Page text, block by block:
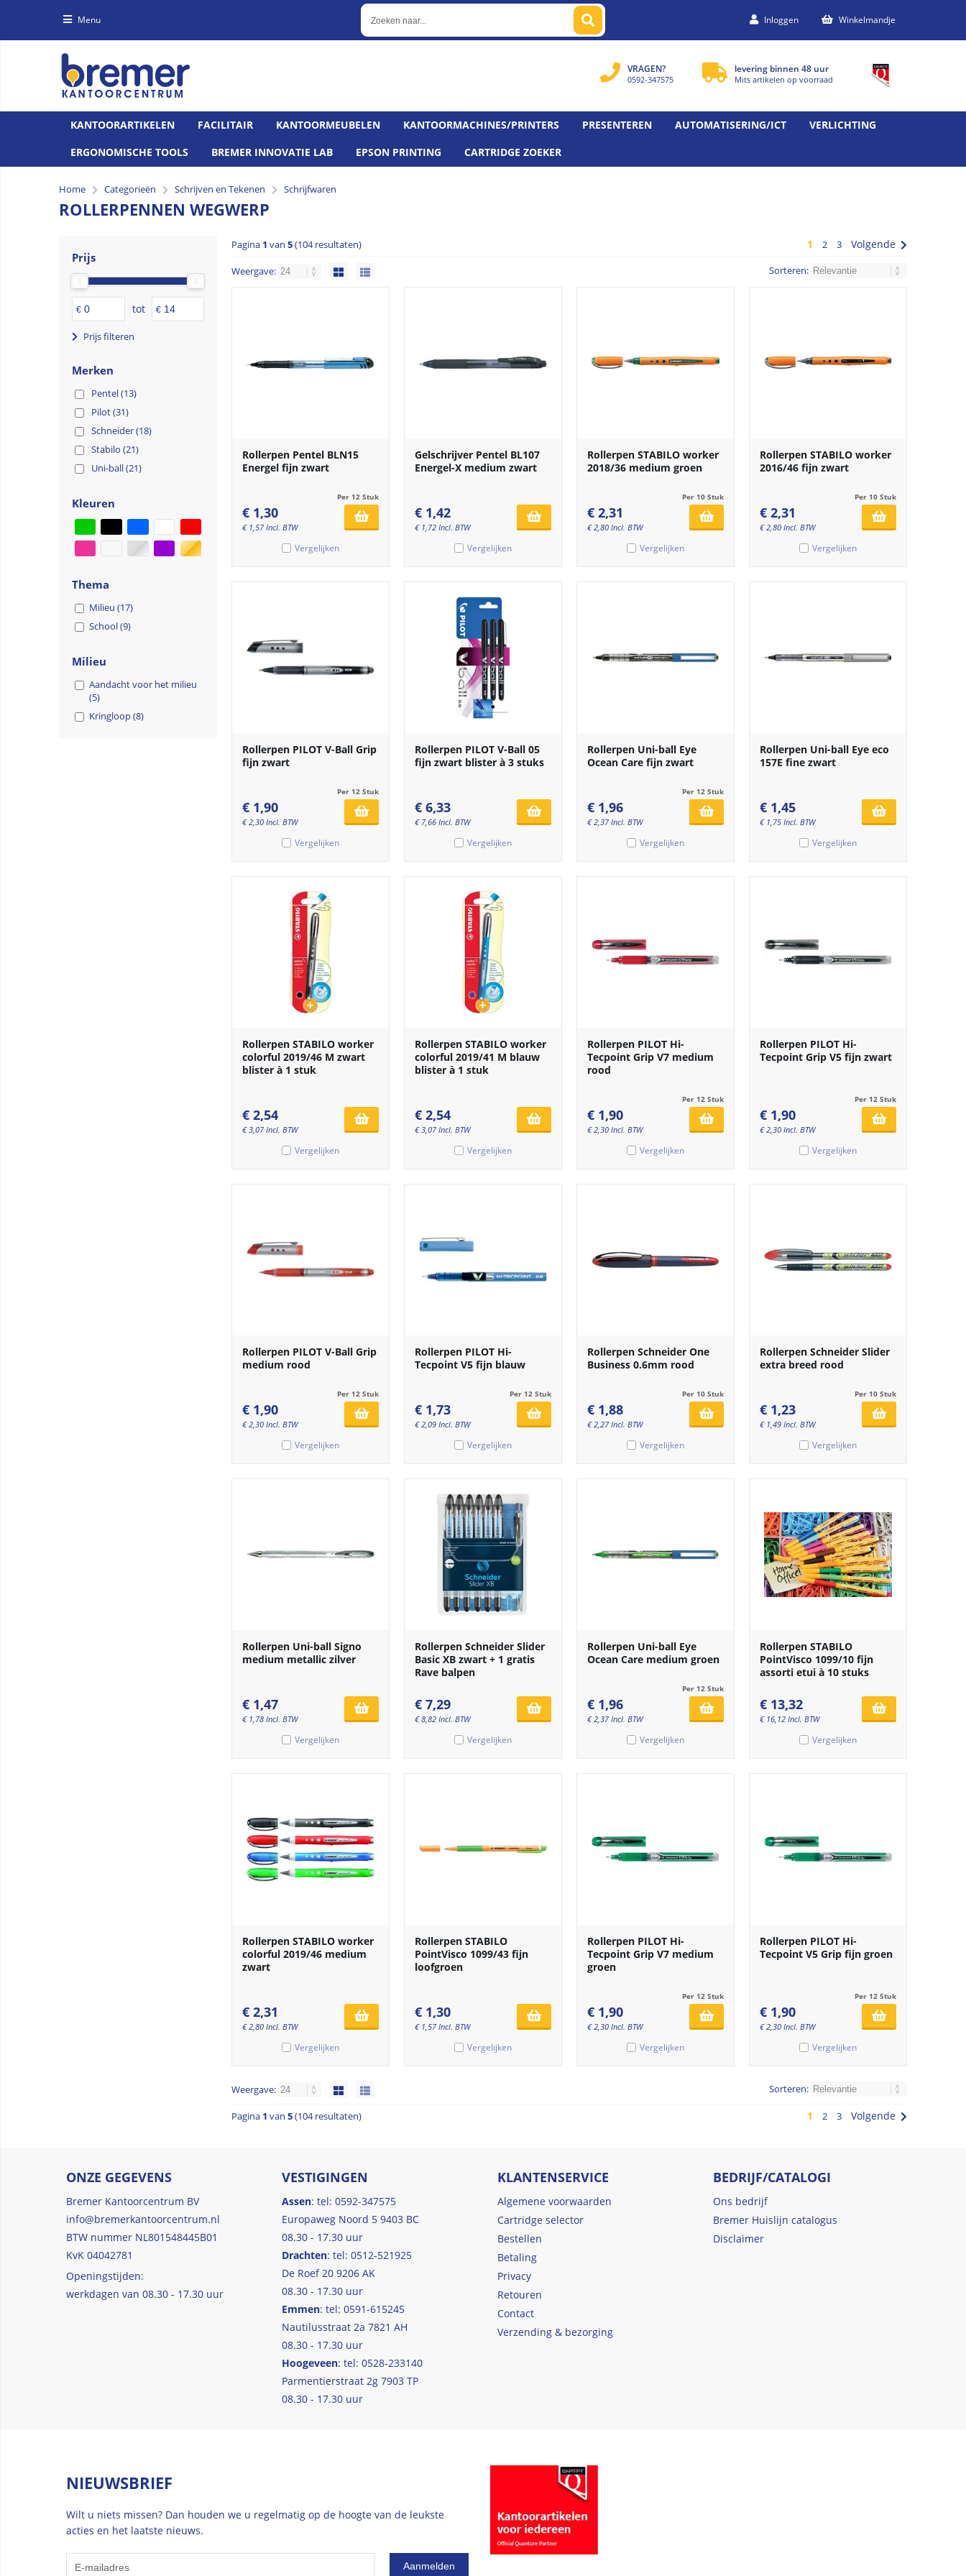
Menu Inloggen Winkelmandje
levering binnen 48 uur
Mits artikelen op voorraad
VRAGEN?
0592-347575
KANTOORARTIKELEN FACILITAIR KANTOORMEUBELEN KANTOORMACHINES/PRINTERS PRESENTEREN AUTOMATISERING/ICT
VERLICHTING
ERGONOMISCHE TOOLS
BREMER INNOVATIE LAB EPSON PRINTING CARTRIDGE ZOEKER
Home Categorieën Schrijven en Tekenen Schrijfwaren
ROLLERPENNEN WEGWERP
Prijs
€ tot €
Prijs filteren
Merken
Pentel (13)
Pilot (31)
Schneider (18)
Stabilo (21)
Uni-ball (21)
Kleuren
Thema
Milieu (17)
School (9)
Milieu
Aandacht voor het milieu
(5)
Kringloop (8)
Pagina 1 van 5(104 resultaten) 1 2 3 Volgende
Weergave: Sorteren:
Rollerpen Pentel BLN15
Energel fijn zwart
Per 12 Stuk
€ 1,30
€ 1,57 Incl. BTW
Vergelijken
Gelschrijver Pentel BL107
Energel-X medium zwart
€ 1,42
€ 1,72 Incl. BTW
Vergelijken
Rollerpen STABILO worker
2018/36 medium groen
Per 10 Stuk
€ 2,31
€2,80 Incl. BTW
Vergelijken
Rollerpen STABILO worker
2016/46 fijn zwart
Per 10 Stuk
€ 2,31
€2,80 Incl. BTW
Vergelijken
Rollerpen PILOT V-Ball Grip
fijn zwart
Per 12 Stuk
€ 1,90
€2,30 Incl. BTW
Vergelijken
Rollerpen PILOT V-Ball 05
fijn zwart blister à 3 stuks
€ 6,33
€ 7,66 Incl. BTW
Vergelijken
Rollerpen Uni-ball Eye
Ocean Care fijn zwart
Per 12 Stuk
€ 1,96
€2,37 Incl. BTW
Vergelijken
Rollerpen Uni-ball Eye eco
157E fine zwart
€ 1,45
€ 1,75 Incl. BTW
Vergelijken
Rollerpen STABILO worker
colorful 2019/46 M zwart
blister à 1 stuk
€ 2,54
€3,07 Incl. BTW
Vergelijken
Rollerpen STABILO worker
colorful 2019/41 M blauw
blister à 1 stuk
€ 2,54
€3,07 Incl. BTW
Vergelijken
Rollerpen PILOT Hi-
Tecpoint Grip V7 medium
rood
Per 12 Stuk
€ 1,90
€2,30 Incl. BTW
Vergelijken
Rollerpen PILOT Hi-
Tecpoint Grip V5 fijn zwart
Per 12 Stuk
€ 1,90
€2,30 Incl. BTW
Vergelijken
Rollerpen PILOT V-Ball Grip
medium rood
Per 12 Stuk
€ 1,90
€2,30 Incl. BTW
Vergelijken
Rollerpen PILOT Hi-
Tecpoint V5 fijn blauw
Per 12 Stuk
€ 1,73
€2,09 Incl. BTW
Vergelijken
Rollerpen Schneider One
Business 0.6mm rood
Per 10 Stuk
€ 1,88
€2,27 Incl. BTW
Vergelijken
Rollerpen Schneider Slider
extra breed rood
Per 10 Stuk
€ 1,23
€ 1,49 Incl. BTW
Vergelijken
Rollerpen Uni-ball Signo
medium metallic zilver
€ 1,47
€ 1,78 Incl. BTW
Vergelijken
Rollerpen Schneider Slider
Basic XB zwart + 1 gratis
Rave balpen
€ 7,29
€8,82 Incl. BTW
Vergelijken
Rollerpen Uni-ball Eye
Ocean Care medium groen
Per 12 Stuk
€ 1,96
€2,37 Incl. BTW
Vergelijken
Rollerpen STABILO
PointVisco 1099/10 fijn
assorti etui à 10 stuks
€ 13,32
€ 16,12 Incl. BTW
Vergelijken
Rollerpen STABILO worker
colorful 2019/46 medium
zwart
€ 2,31
€2,80 Incl. BTW
Vergelijken
Rollerpen STABILO
PointVisco 1099/43 fijn
loofgroen
€ 1,30
€ 1,57 Incl. BTW
Vergelijken
Rollerpen PILOT Hi-
Tecpoint Grip V7 medium
groen
Per 12 Stuk
€ 1,90
€2,30 Incl. BTW
Vergelijken
Rollerpen PILOT Hi-
Tecpoint V5 Grip fijn groen
Per 12 Stuk
€ 1,90
€2,30 Incl. BTW
Vergelijken
Weergave: Sorteren:
Pagina 1 van 5(104 resultaten) 1 2 3 Volgende
ONZE GEGEVENS
Bremer Kantoorcentrum BV
info@bremerkantoorcentrum.nl
BTW nummer NL801548445B01
KvK 04042781
Openingstijden:
werkdagen van 08.30 - 17.30 uur
VESTIGINGEN
Assen: tel: 0592-347575
Europaweg Noord 5 9403 BC
08.30 - 17.30 uur
Drachten: tel: 0512-521925
De Roef 20 9206 AK
08.30 - 17.30 uur
Emmen: tel: 0591-615245
Nautilusstraat 2a 7821 AH
08.30 - 17.30 uur
Hoogeveen: tel: 0528-233140
Parmentierstraat 2g 7903 TP
08.30 - 17.30 uur
KLANTENSERVICE
Algemene voorwaarden
Cartridge selector
Bestellen
Betaling
Privacy
Retouren
Contact
Verzending & bezorging
BEDRIJF/CATALOGI
Ons bedrijf
Bremer Huislijn catalogus
Disclaimer
NIEUWSBRIEF
Wilt u niets missen? Dan houden we u regelmatig op de hoogte van de leukste
acties en het laatste nieuws.